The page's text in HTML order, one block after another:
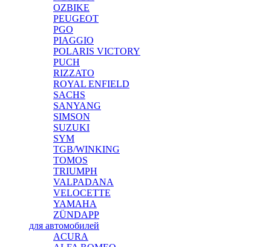
OZBIKE
PEUGEOT
PGO
PIAGGIO
POLARIS VICTORY
PUCH
RIZZATO
ROYAL ENFIELD
SACHS
SANYANG
SIMSON
SUZUKI
SYM
TGB/WINKING
TOMOS
TRIUMPH
VALPADANA
VELOCETTE
YAMAHA
ZÜNDAPP
для автомобилей
ACURA